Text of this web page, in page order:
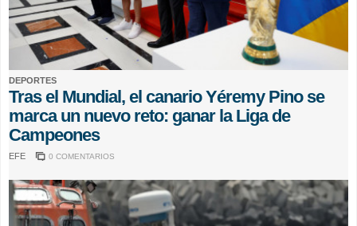
DEPORTES
Tras el Mundial, el canario Yéremy Pino se
marca un nuevo reto: ganar la Liga de
Campeones
EFE 0 COMENTARIOS